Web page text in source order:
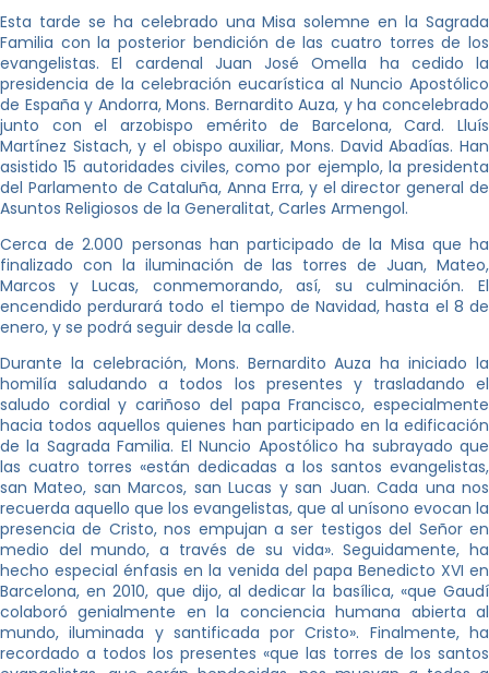
Esta tarde se ha celebrado una Misa solemne en la Sagrada
Familia con la posterior bendición de las cuatro torres de los
evangelistas. El cardenal Juan José Omella ha cedido la
presidencia de la celebración eucarística al Nuncio Apostólico
de España y Andorra, Mons. Bernardito Auza, y ha concelebrado
junto con el arzobispo emérito de Barcelona, Card. Lluís
Martínez Sistach, y el obispo auxiliar, Mons. David Abadías. Han
asistido 15 autoridades civiles, como por ejemplo, la presidenta
del Parlamento de Cataluña, Anna Erra, y el director general de
Asuntos Religiosos de la Generalitat, Carles Armengol.
Cerca de 2.000 personas han participado de la Misa que ha
finalizado con la iluminación de las torres de Juan, Mateo,
Marcos y Lucas, conmemorando, así, su culminación. El
encendido perdurará todo el tiempo de Navidad, hasta el 8 de
enero, y se podrá seguir desde la calle.
Durante la celebración, Mons. Bernardito Auza ha iniciado la
homilía saludando a todos los presentes y trasladando el
saludo cordial y cariñoso del papa Francisco, especialmente
hacia todos aquellos quienes han participado en la edificación
de la Sagrada Familia. El Nuncio Apostólico ha subrayado que
las cuatro torres «están dedicadas a los santos evangelistas,
san Mateo, san Marcos, san Lucas y san Juan. Cada una nos
recuerda aquello que los evangelistas, que al unísono evocan la
presencia de Cristo, nos empujan a ser testigos del Señor en
medio del mundo, a través de su vida». Seguidamente, ha
hecho especial énfasis en la venida del papa Benedicto XVI en
Barcelona, en 2010, que dijo, al dedicar la basílica, «que Gaudí
colaboró genialmente en la conciencia humana abierta al
mundo, iluminada y santificada por Cristo». Finalmente, ha
recordado a todos los presentes «que las torres de los santos